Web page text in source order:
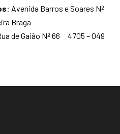
: Avenida Barros e Soares Nº
Braga
de Gaião Nº 66 4705 – 049